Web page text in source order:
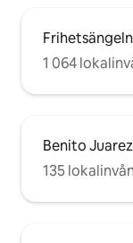
Frihetsängeln
1 064
Benito
135